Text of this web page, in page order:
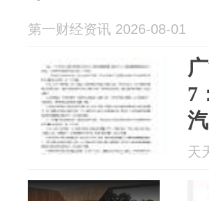
第一财经资讯 2026-08-01
7
汽
天